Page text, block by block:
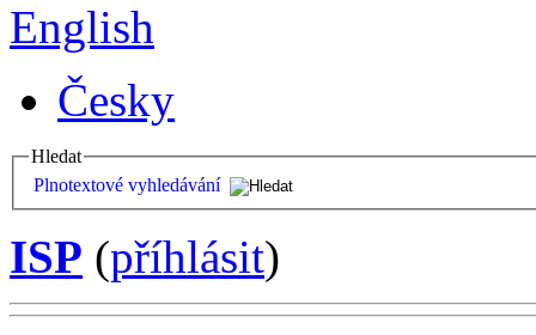
English
Česky
Hledat
Plnotextové vyhledávání
ISP (příhlásit)